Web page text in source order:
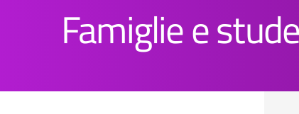
Famiglie e